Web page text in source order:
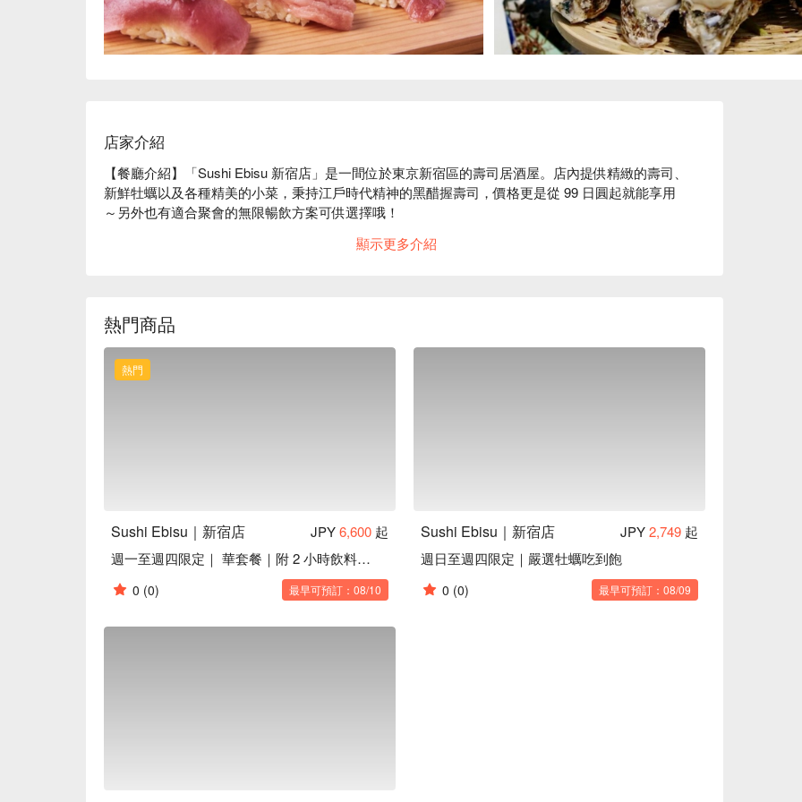
店家介紹
【餐廳介紹】「Sushi Ebisu 新宿店」是一間位於東京新宿區的壽司居酒屋。店內提供精緻的壽司、
新鮮牡蠣以及各種精美的小菜，秉持江戶時代精神的黑醋握壽司，價格更是從 99 日圓起就能享用
～另外也有適合聚會的無限暢飲方案可供選擇哦！
顯示更多介紹
熱門商品
熱門
Sushi Ebisu｜新宿店 JPY6,600 起
週一至週四限定｜ 華套餐｜附 2 小時飲料暢飲
0 (0) 最早可預訂：08/10
Sushi Ebisu｜新宿店 JPY2,749 起
週日至週四限定｜嚴選牡蠣吃到飽
0 (0) 最早可預訂：08/09